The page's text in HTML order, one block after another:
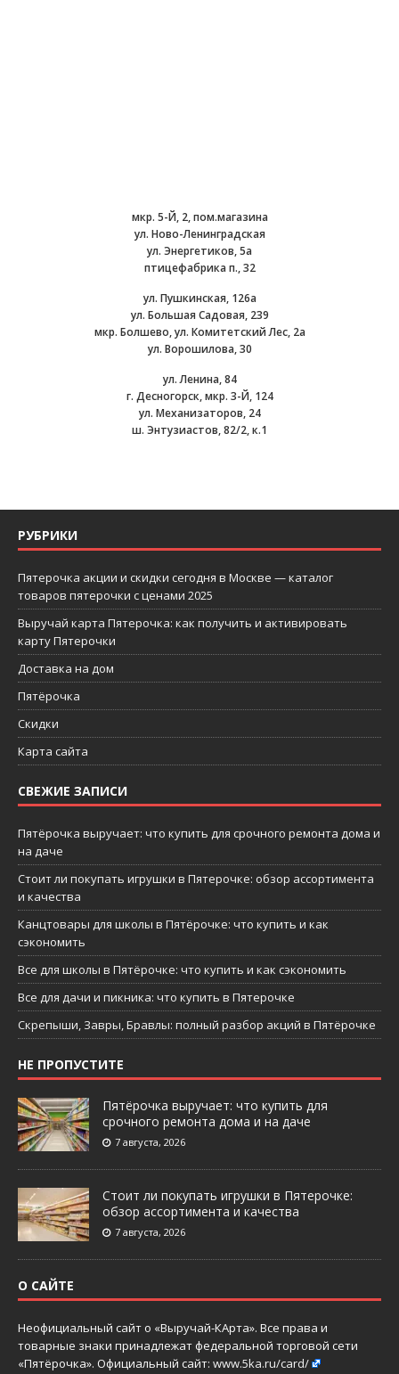
мкр. 5-Й, 2, пом.магазина
ул. Ново-Ленинградская
ул. Энергетиков, 5а
птицефабрика п., 32
ул. Пушкинская, 126а
ул. Большая Садовая, 239
мкр. Болшево, ул. Комитетский Лес, 2а
ул. Ворошилова, 30
ул. Ленина, 84
г. Десногорск, мкр. 3-Й, 124
ул. Механизаторов, 24
ш. Энтузиастов, 82/2, к.1
РУБРИКИ
Пятерочка акции и скидки сегодня в Москве — каталог
товаров пятерочки с ценами 2025
Выручай карта Пятерочка: как получить и активировать
карту Пятерочки
Доставка на дом
Пятёрочка
Скидки
Карта сайта
СВЕЖИЕ ЗАПИСИ
Пятёрочка выручает: что купить для срочного ремонта дома и
на даче
Стоит ли покупать игрушки в Пятерочке: обзор ассортимента
и качества
Канцтовары для школы в Пятёрочке: что купить и как
сэкономить
Все для школы в Пятёрочке: что купить и как сэкономить
Все для дачи и пикника: что купить в Пятерочке
Скрепыши, Завры, Бравлы: полный разбор акций в Пятёрочке
НЕ ПРОПУСТИТЕ
Пятёрочка выручает: что купить для
срочного ремонта дома и на даче
7 августа, 2026
Стоит ли покупать игрушки в Пятерочке:
обзор ассортимента и качества
7 августа, 2026
О САЙТЕ
Неофициальный сайт о «Выручай-КАрта». Все права и
товарные знаки принадлежат федеральной торговой сети
«Пятёрочка». Официальный сайт: www.5ka.ru/card/